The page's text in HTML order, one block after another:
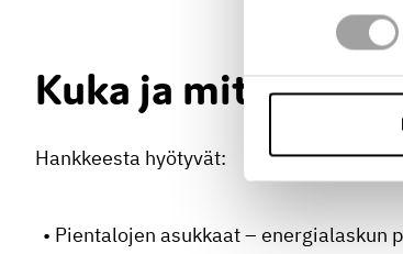
Kuka ja miten
Hankkeesta hyötyvät:
Pientalojen asukkaat – energialaskun